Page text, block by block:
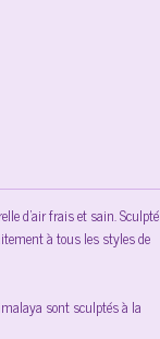
d’air frais et sain. Sculpté
à tous les styles de
sont sculptés à la